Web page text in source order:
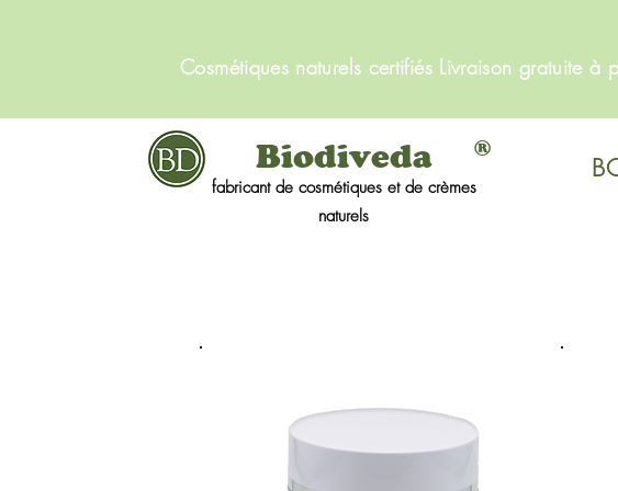
Cosmétiques naturels certifiés Livraison gratuite
Biodiveda
fabricant de cosmétiques et de crèmes
naturels
®